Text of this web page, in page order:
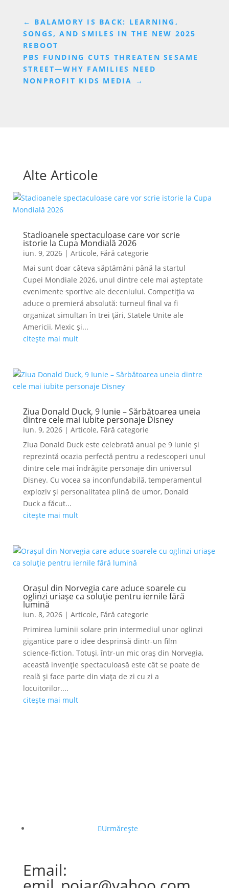
← BALAMORY IS BACK: LEARNING,
SONGS, AND SMILES IN THE NEW 2025
REBOOT
PBS FUNDING CUTS THREATEN SESAME
STREET—WHY FAMILIES NEED
NONPROFIT KIDS MEDIA →
Alte Articole
Stadioanele spectaculoase care vor scrie
istorie la Cupa Mondială 2026
iun. 9, 2026| Articole, Fără categorie
Mai sunt doar câteva săptămâni până la startul
Cupei Mondiale 2026, unul dintre cele mai așteptate
evenimente sportive ale deceniului. Competiția va
aduce o premieră absolută: turneul final va fi
organizat simultan în trei țări, Statele Unite ale
Americii, Mexic și...
citește mai mult
Ziua Donald Duck, 9 Iunie – Sărbătoarea uneia
dintre cele mai iubite personaje Disney
iun. 9, 2026| Articole, Fără categorie
Ziua Donald Duck este celebrată anual pe 9 iunie și
reprezintă ocazia perfectă pentru a redescoperi unul
dintre cele mai îndrăgite personaje din universul
Disney. Cu vocea sa inconfundabilă, temperamentul
exploziv și personalitatea plină de umor, Donald
Duck a făcut...
citește mai mult
Orașul din Norvegia care aduce soarele cu
oglinzi uriașe ca soluție pentru iernile fără
lumină
iun. 8, 2026| Articole, Fără categorie
Primirea luminii solare prin intermediul unor oglinzi
gigantice pare o idee desprinsă dintr-un film
science-fiction. Totuși, într-un mic oraș din Norvegia,
această invenție spectaculoasă este cât se poate de
reală și face parte din viața de zi cu zi a
locuitorilor....
citește mai mult
Urmărește
Email: